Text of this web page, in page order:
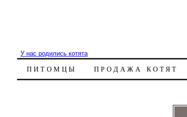
У нас родились котята
ПИТОМЦЫ ПРОДАЖА КОТЯТ